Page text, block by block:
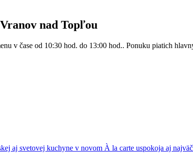
nad Topľou
v čase od 10:30 hod. do 13:00 hod.. Ponuku piatich
aj svetovej kuchyne v novom À la carte uspokoja aj